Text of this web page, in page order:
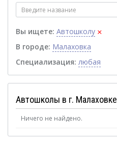
Вы ищете: Автошколу ×
В городе: Малаховка
Специализация: любая
Автошколы в г. Малаховке
Ничего не найдено.